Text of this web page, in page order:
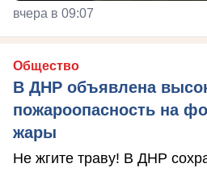
вчера в 09:07
Общество
В ДНР объявлена
пожароопасность на
жары
Не жгите траву! В ДНР